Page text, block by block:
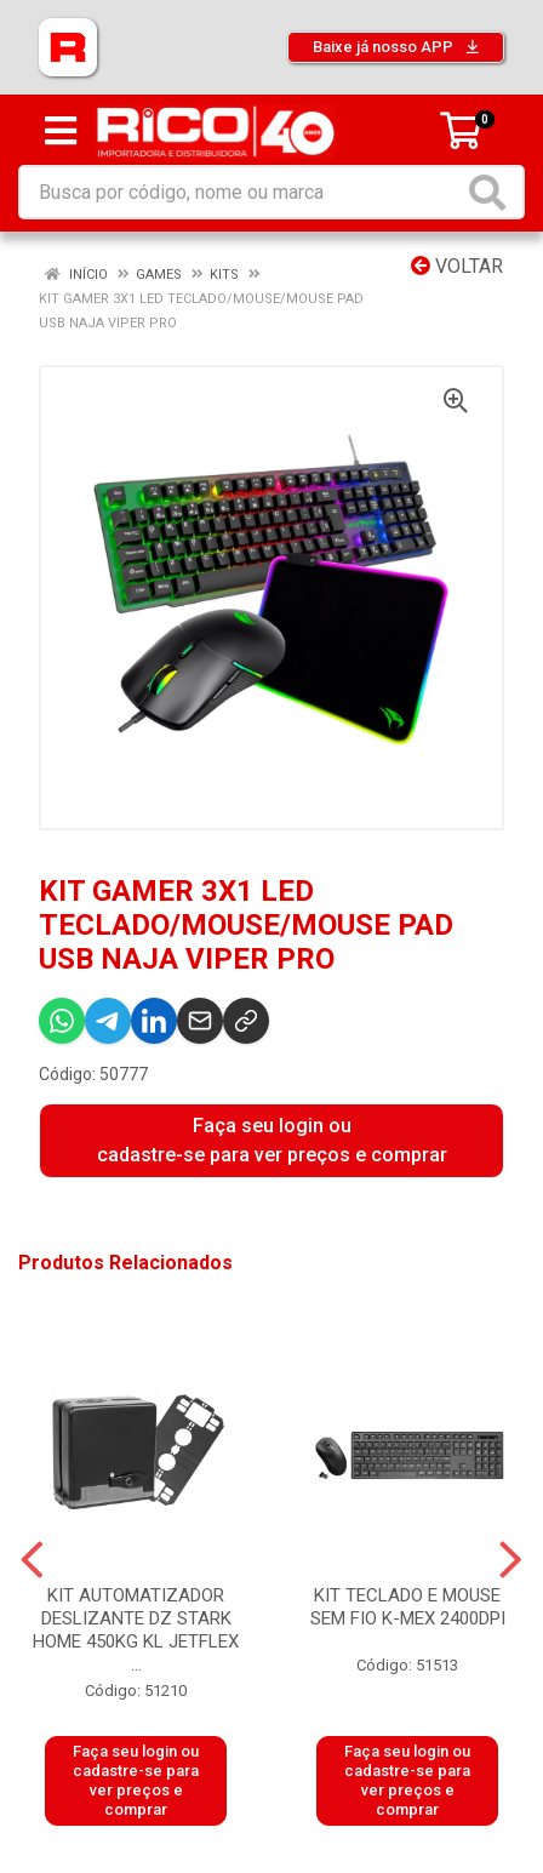
Baixe já nosso APP
0
VOLTAR
INÍCIO GAMES
KITS
KIT GAMER 3X1 LED TECLADO/MOUSE/MOUSE PAD
USB NAJA VIPER PRO
KIT GAMER 3X1 LED
TECLADO/MOUSE/MOUSE PAD
USB NAJA VIPER PRO
Código: 50777
Faça seu login ou
cadastre-se para ver preços e comprar
Produtos Relacionados
KIT AUTOMATIZADOR
DESLIZANTE DZ STARK
HOME 450KG KL JETFLEX
...
Código: 51210
Faça seu login ou
cadastre-se para
ver preços e
comprar
KIT TECLADO E MOUSE
SEM FIO K-MEX 2400DPI
Código: 51513
Faça seu login ou
cadastre-se para
ver preços e
comprar